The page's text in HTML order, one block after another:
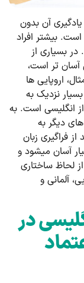
آن بدون
است. بیشتر افراد
بسیاری از
آسان ­تر است،
اروپایی ­ها
بسیار نزدیک به
انگلیسی است. به
دیگر به
فراگیری زبان
آسان می­شود و
لحاظ ساختاری
آلمانی و
در